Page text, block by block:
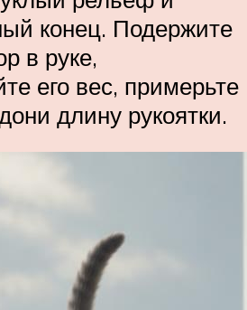
конец. Подержите
в руке,
его вес, примерьте
длину рукоятки.